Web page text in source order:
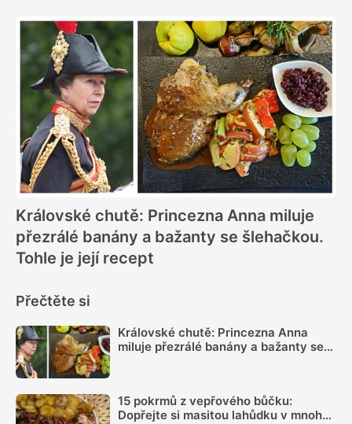
Královské chutě: Princezna Anna miluje
přezrálé banány a bažanty se šlehačkou.
Tohle je její recept
Přečtěte si
Královské chutě: Princezna Anna
miluje přezrálé banány a bažanty se
15 pokrmů z vepřového bůčku:
Dopřejte si masitou lahůdku v mnoha